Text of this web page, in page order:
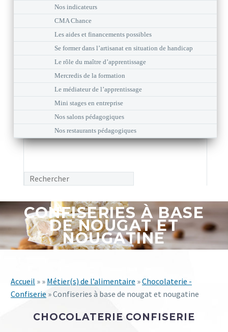
Nos indicateurs
CMA Chance
Les aides et financements possibles
Se former dans l’artisanat en situation de handicap
Le rôle du maître d’apprentissage
Mercredis de la formation
Le médiateur de l’apprentissage
Mini stages en entreprise
Nos salons pédagogiques
Nos restaurants pédagogiques
CONFISERIES À BASE
DE NOUGAT ET
NOUGATINE
Accueil » » Métier(s) de l’alimentaire »Chocolaterie -
Confiserie » Confiseries à base de nougat et nougatine
CHOCOLATERIE CONFISERIE